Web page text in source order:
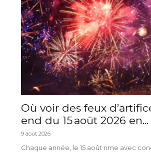
Où voir des feux
end du 15 août 2026 en...
9 août 2026
Chaque année, le 15 août rime avec